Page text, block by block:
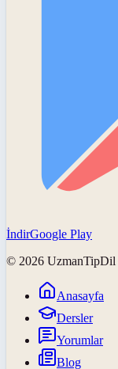
İndirGoogle Play
© 2026 UzmanTipDil
Anasayfa
Dersler
Yorumlar
Blog